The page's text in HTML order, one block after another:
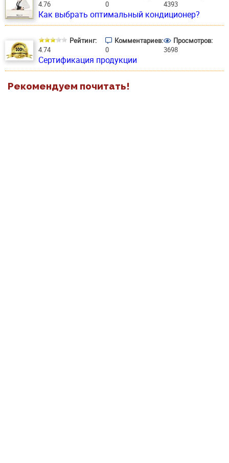
4.76
0
4393
Как выбрать оптимальный кондиционер?
Рейтинг:
4.74
Комментариев:
0
Просмотров:
3698
Сертификация продукции
Рекомендуем почитать!